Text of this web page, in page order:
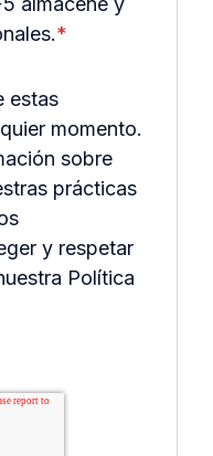
*
estas
momento.
sobre
prácticas
y respetar
Política